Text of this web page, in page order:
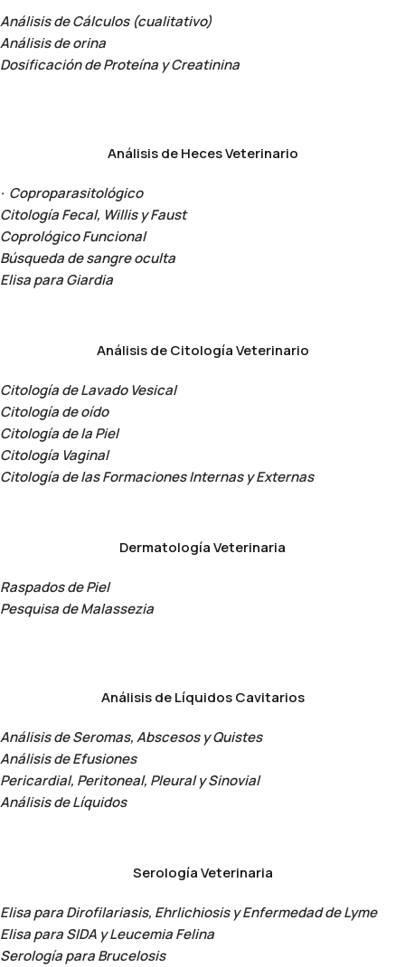
Análisis de Cálculos (cualitativo)
Análisis de orina
Dosificación de Proteína y Creatinina
Análisis de Heces Veterinario
· Coproparasitológico
Citología Fecal, Willis y Faust
Coprológico Funcional
Búsqueda de sangre oculta
Elisa para Giardia
Análisis de Citología Veterinario
Citología de Lavado Vesical
Citología de oído
Citología de la Piel
Citología Vaginal
Citología de las Formaciones Internas y Externas
Dermatología Veterinaria
Raspados de Piel
Pesquisa de Malassezia
Análisis de Líquidos Cavitarios
Análisis de Seromas, Abscesos y Quistes
Análisis de Efusiones
Pericardial, Peritoneal, Pleural y Sinovial
Análisis de Líquidos
Serología Veterinaria
Elisa para Dirofilariasis, Ehrlichiosis y Enfermedad de Lyme
Elisa para SIDA y Leucemia Felina
Serología para Brucelosis